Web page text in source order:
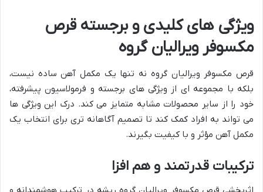
ویژگی های کلیدی و برجسته قرص
مکسوفر ویرالیان گروه
قرص مکسوفر ویرالیان گروه نه تنها یک مکمل آهن ساده نیست،
بلکه با مجموعه ای از ویژگی های برجسته و فرمولاسیون پیشرفته،
خود را از سایر محصولات مشابه متمایز می کند. درک این ویژگی ها
می تواند به افراد کمک کند تا تصمیم آگاهانه تری برای انتخاب یک
مکمل آهن مؤثر و با کیفیت بگیرند.
ترکیبات قدرتمند و هم افزا